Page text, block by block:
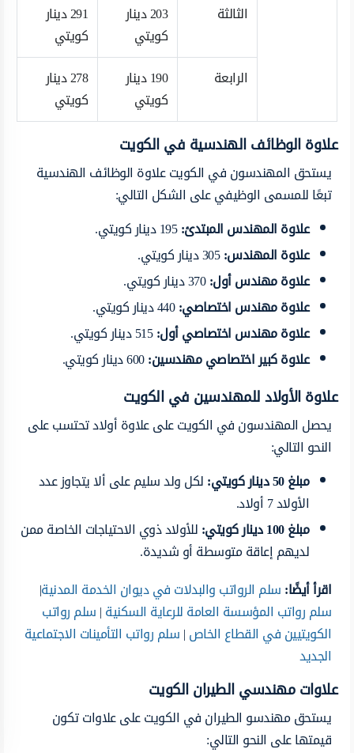
الثالثة
203 دينار
كويتي
291 دينار
كويتي
الرابعة
190 دينار
كويتي
278 دينار
كويتي
علاوة الوظائف الهندسية في الكويت
يستحق المهندسون في الكويت علاوة الوظائف الهندسية
تبعًا للمسمى الوظيفي على الشكل التالي:
علاوة المهندس المبتدئ:195 دينار كويتي.
علاوة المهندس:305 دينار كويتي.
علاوة مهندس أول:370 دينار كويتي.
علاوة مهندس اختصاصي:440 دينار كويتي.
علاوة مهندس اختصاصي أول:515 دينار كويتي.
علاوة كبير اختصاصي مهندسين:600 دينار كويتي.
علاوة الأولاد للمهندسين في الكويت
يحصل المهندسون في الكويت على علاوة أولاد تحتسب على
النحو التالي:
مبلغ 50 دينار كويتي
:لكل ولد سليم على ألا يتجاوز عدد
الأولاد 7 أولاد.
مبلغ 100 دينار كويتي
:للأولاد ذوي الاحتياجات الخاصة ممن
لديهم إعاقة متوسطة أو شديدة.
اقرأ أيضًا:سلم الرواتب والبدلات في ديوان الخدمة المدنية|
سلم رواتب المؤسسة العامة للرعاية السكنية|سلم رواتب
الكويتيين في القطاع الخاص|سلم رواتب التأمينات الاجتماعية
الجديد
علاوات مهندسي الطيران الكويت
يستحق مهندسو الطيران في الكويت على علاوات تكون
قيمتها على النحو التالي: